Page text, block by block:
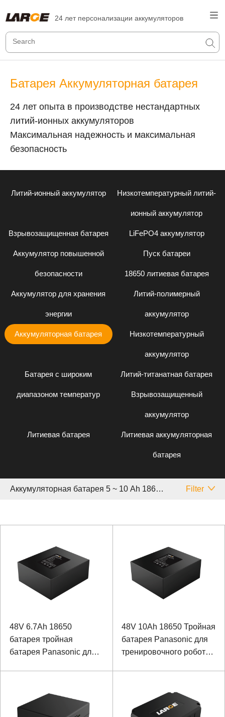
24 лет персонализации аккумуляторов
Батарея Аккумуляторная батарея
24 лет опыта в производстве нестандартных
литий-ионных аккумуляторов
Максимальная надежность и максимальная
безопасность
Литий-ионный аккумулятор Низкотемпературный литий-
ионный аккумулятор
Взрывозащищенная батарея LiFePO4 аккумулятор
Аккумулятор повышенной
безопасности
Пуск батареи
18650 литиевая батарея
Аккумулятор для хранения
энергии
Литий-полимерный
аккумулятор
Аккумуляторная батарея Низкотемпературный
аккумулятор
Батарея с широким
диапазоном температур
Литий-титанатная батарея
Взрывозащищенный
аккумулятор
Литиевая батарея Литиевая аккумуляторная
батарея
Аккумуляторная батарея 5 ~ 10 Аh 18650 Filter
48V 6.7Ah 18650
батарея тройная
батарея Panasonic для
48V 10Ah 18650 Тройная
батарея Panasonic для
тренировочного робота